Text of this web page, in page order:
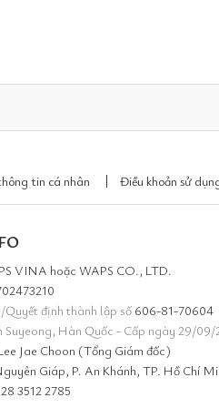
tin cá nhân Điều khoản sử
VINA hoặc WAPS CO., LTD.
định thành lập số 606-81-70604
Suyeong, Hàn Quốc - Cấp ngày 29/09/
Jae Choon (Tổng Giám đốc)
Giáp, P. An Khánh, TP. Hồ Chí
3512 2785